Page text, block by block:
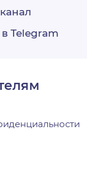
«О
Telegram